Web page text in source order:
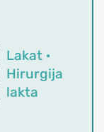
Lakat ·
Hirurgija
lakta